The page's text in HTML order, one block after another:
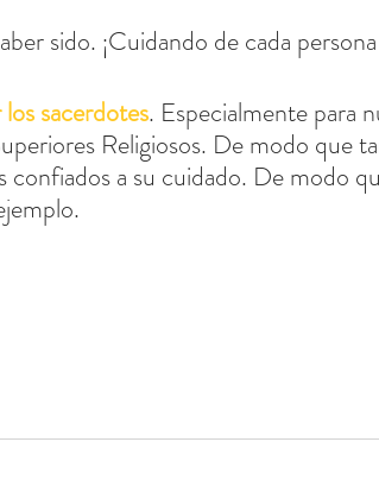
sido. ¡Cuidando de cada
sacerdotes. Especialmente para
Religiosos. De modo que
confiados a su cuidado. De modo